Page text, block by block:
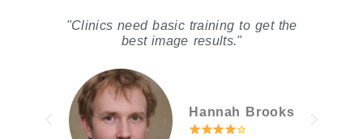
"Clinics need basic training to get the
best image results."
Hannah Brooks
☆